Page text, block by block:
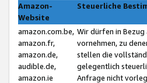
Amazon-
Website
Steuerliche
amazon.com.be,
amazon.fr,
amazon.de,
audible.de,
amazon.ie
Wir dürfen in
vornehmen, zu
stellen die
gelegentlich
Anfrage nicht